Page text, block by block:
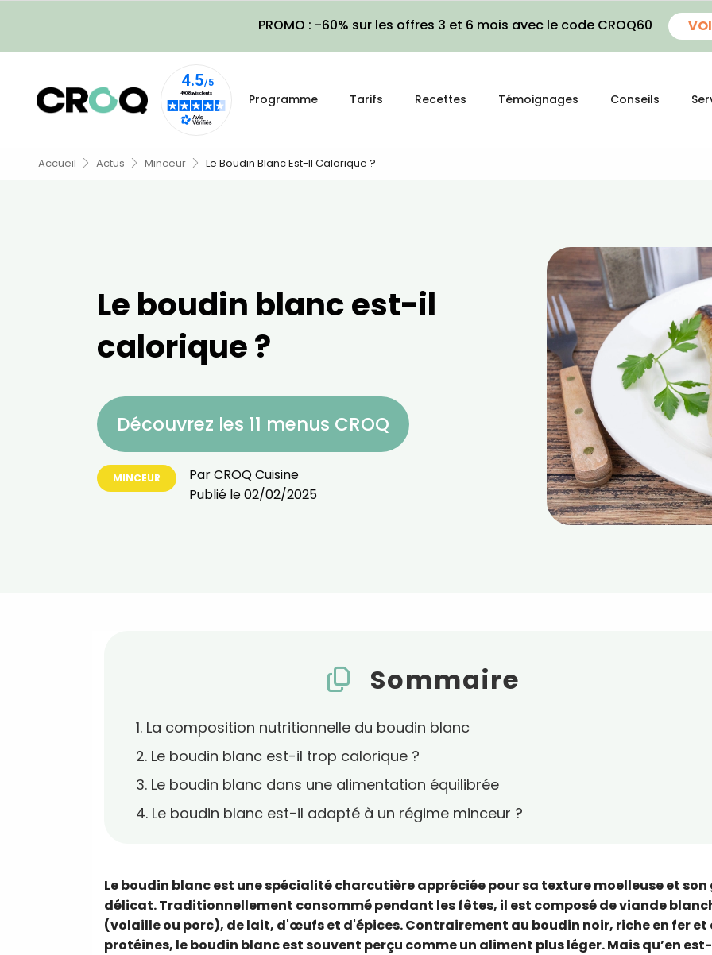
PROMO : -60% sur les offres 3 et 6 mois avec le code CROQ60
Programme Tarifs Recettes Témoignages Conseils
Accueil Actus Minceur Le Boudin Blanc Est-Il Calorique ?
Le boudin blanc est-il
calorique ?
Découvrez les 11 menus CROQ
MINCEUR ParCROQ Cuisine
Publié le02/02/2025
Sommaire
1. La composition nutritionnelle du boudin blanc
2. Le boudin blanc est-il trop calorique ?
3. Le boudin blanc dans une alimentation équilibrée
4. Le boudin blanc est-il adapté à un régime minceur ?
Le boudin blanc est une spécialité charcutière appréciée pour sa texture moelleuse et
délicat. Traditionnellement consommé pendant les fêtes, il est composé de viande
(volaille ou porc), de lait, d'œufs et d'épices. Contrairement au boudin noir, riche en fer et
protéines, le boudin blanc est souvent perçu comme un aliment plus léger. Mais qu’en